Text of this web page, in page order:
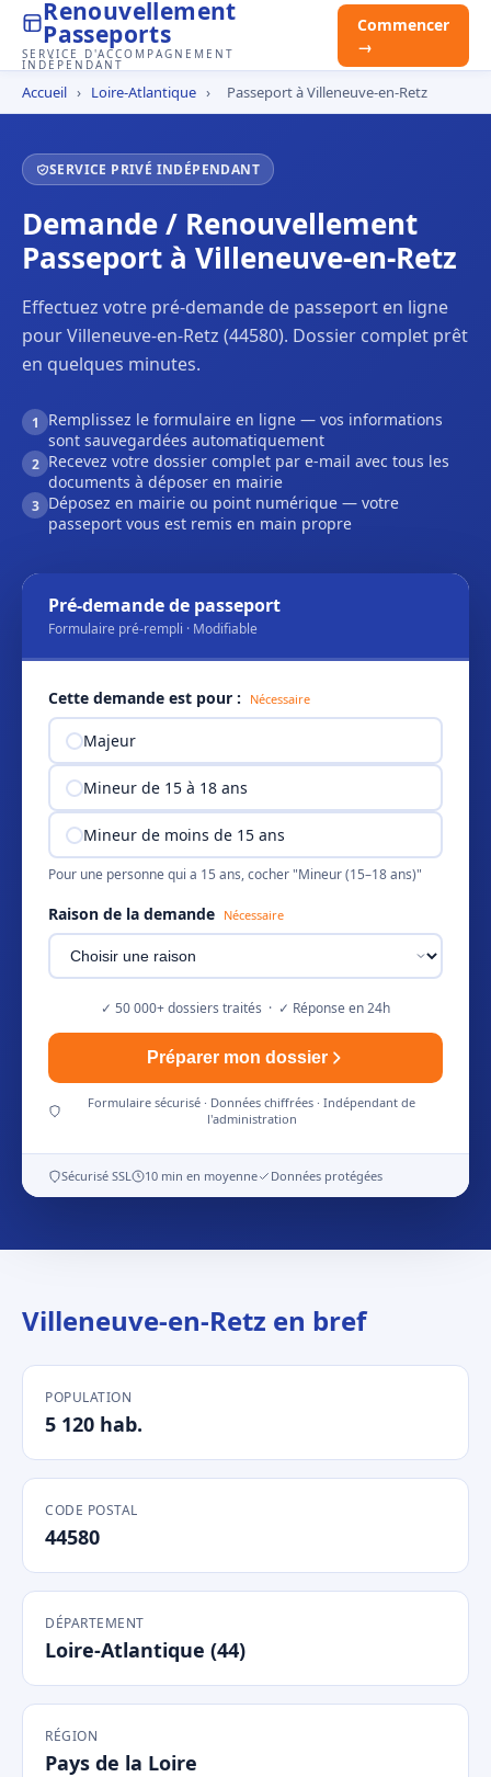
Renouvellement
Passeports
SERVICE D'ACCOMPAGNEMENT
INDÉPENDANT
Commencer
→
Accueil › Loire-Atlantique › Passeport à Villeneuve-en-Retz
SERVICE PRIVÉ INDÉPENDANT
Demande / Renouvellement
Passeport à Villeneuve-en-Retz
Effectuez votre pré-demande de passeport en ligne
pour Villeneuve-en-Retz (44580). Dossier complet prêt
en quelques minutes.
1
Remplissez le formulaire en ligne — vos informations
sont sauvegardées automatiquement
2 Recevez votre dossier complet par e-mail avec tous les
documents à déposer en mairie
3 Déposez en mairie ou point numérique — votre
passeport vous est remis en main propre
Pré-demande de passeport
Formulaire pré-rempli · Modifiable
Cette demande est pour : Nécessaire
Majeur
Mineur de 15 à 18 ans
Mineur de moins de 15 ans
Pour une personne qui a 15 ans, cocher "Mineur (15–18 ans)"
Raison de la demande Nécessaire
✓ 50 000+ dossiers traités · ✓ Réponse en 24h
Préparer mon dossier
Formulaire sécurisé · Données chiffrées · Indépendant de
l'administration
Sécurisé SSL 10 min en moyenne Données protégées
Villeneuve-en-Retz en bref
POPULATION
5 120 hab.
CODE POSTAL
44580
DÉPARTEMENT
Loire-Atlantique (44)
RÉGION
Pays de la Loire